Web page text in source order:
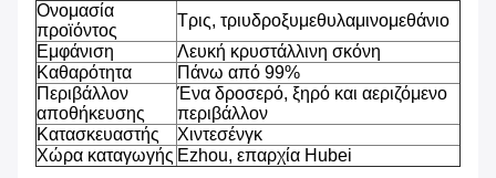
Ονομασία
προϊόντος
Τρις, τριυδροξυμεθυλαμινομεθάνιο
Εμφάνιση
Λευκή κρυστάλλινη σκόνη
Καθαρότητα
Πάνω από 99%
Περιβάλλον
αποθήκευσης
Ένα δροσερό, ξηρό και αεριζόμενο
περιβάλλον
Κατασκευαστής
Χιντεσένγκ
Χώρα καταγωγής Ezhou, επαρχία Hubei